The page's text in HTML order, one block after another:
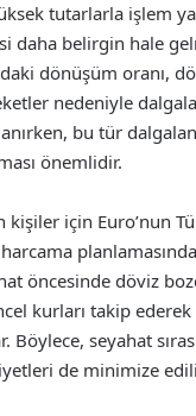
tutarlarla işlem
daha belirgin hale
dönüşüm oranı,
nedeniyle
bu tür
önemlidir.
kişiler için Euro’nun
harcama
öncesinde döviz
kurları takip
Böylece, seyahat
de minimize